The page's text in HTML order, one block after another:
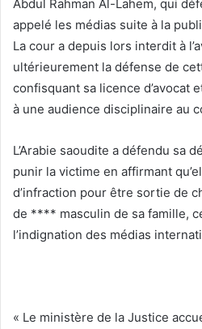
Abdul Rahman Al-Lahem, qui
appelé les médias suite à la
La cour a depuis lors interdit à
ultérieurement la défense de
confisquant sa licence d’avocat
à une audience disciplinaire au
L’Arabie saoudite a défendu sa
punir la victime en affirmant
d’infraction pour être sortie de
de **** masculin de sa famille,
l’indignation des médias
« Le ministère de la Justice